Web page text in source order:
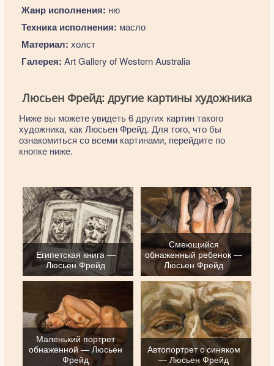
Жанр исполнения: ню
Техника исполнения: масло
Материал: холст
Галерея: Art Gallery of Western Australia
Люсьен Фрейд: другие картины художника
Ниже вы можете увидеть 6 других картин такого
художника, как Люсьен Фрейд. Для того, что бы
ознакомиться со всеми картинами, перейдите по
кнопке ниже.
Египетская книга —
Люсьен Фрейд
Смеющийся
обнаженный ребенок —
Люсьен Фрейд
Маленький портрет
обнаженной — Люсьен
Фрейд
Автопортрет с синяком
— Люсьен Фрейд